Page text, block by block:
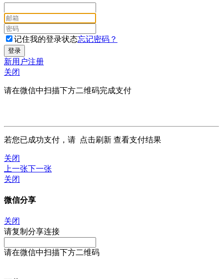
记住我的登录状态忘记密码？
新用户注册
关闭
请在微信中扫描下方二维码完成支付
若您已成功支付，请 点击刷新 查看支付结果
关闭
上一张下一张
关闭
微信分享
关闭
请复制分享连接
请在微信中扫描下方二维码